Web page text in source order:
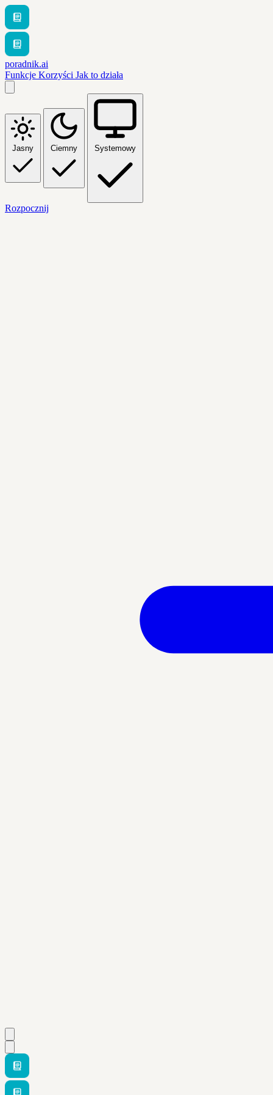
poradnik.ai
Funkcje Korzyści Jak to działa
Jasny Ciemny Systemowy
Rozpocznij